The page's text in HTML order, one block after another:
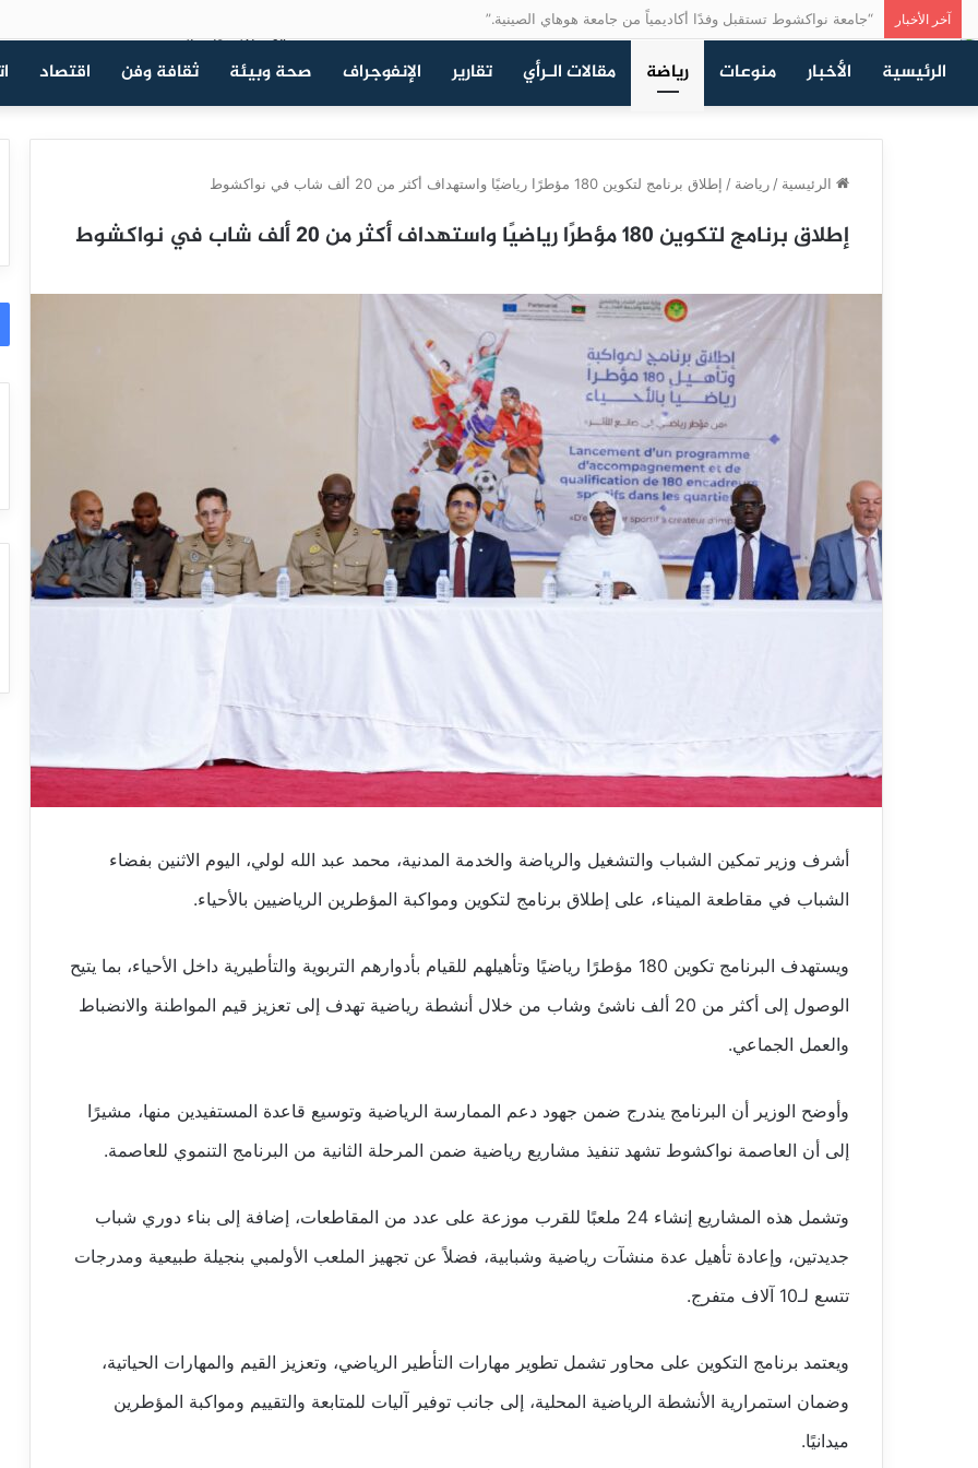
آخر الأخبار “جامعة نواكشوط تستقبل وفدًا أكاديمياً من جامعة هوهاي الصينية.”
الرئيسية الأخبار منوعات رياضة مقالات الـرأي تقارير الإنفوجراف صحة وبيئة ثقافة وفن اقتصاد
الرئيسية / رياضة / إطلاق برنامج لتكوين 180 مؤطرًا رياضيًا واستهداف أكثر من 20 ألف شاب في نواكشوط
إطلاق برنامج لتكوين 180 مؤطرًا رياضيًا واستهداف أكثر من 20 ألف شاب في نواكشوط
أشرف وزير تمكين الشباب والتشغيل والرياضة والخدمة المدنية، محمد عبد الله لولي، اليوم الاثنين بفضاء
الشباب في مقاطعة الميناء، على إطلاق برنامج لتكوين ومواكبة المؤطرين الرياضيين بالأحياء.
ويستهدف البرنامج تكوين 180 مؤطرًا رياضيًا وتأهيلهم للقيام بأدوارهم التربوية والتأطيرية داخل الأحياء، بما يتيح
الوصول إلى أكثر من 20 ألف ناشئ وشاب من خلال أنشطة رياضية تهدف إلى تعزيز قيم المواطنة والانضباط
والعمل الجماعي.
وأوضح الوزير أن البرنامج يندرج ضمن جهود دعم الممارسة الرياضية وتوسيع قاعدة المستفيدين منها، مشيرًا
إلى أن العاصمة نواكشوط تشهد تنفيذ مشاريع رياضية ضمن المرحلة الثانية من البرنامج التنموي للعاصمة.
وتشمل هذه المشاريع إنشاء 24 ملعبًا للقرب موزعة على عدد من المقاطعات، إضافة إلى بناء دوري شباب
جديدتين، وإعادة تأهيل عدة منشآت رياضية وشبابية، فضلاً عن تجهيز الملعب الأولمبي بنجيلة طبيعية ومدرجات
تتسع لـ10 آلاف متفرج.
ويعتمد برنامج التكوين على محاور تشمل تطوير مهارات التأطير الرياضي، وتعزيز القيم والمهارات الحياتية،
وضمان استمرارية الأنشطة الرياضية المحلية، إلى جانب توفير آليات للمتابعة والتقييم ومواكبة المؤطرين
ميدانيًا.